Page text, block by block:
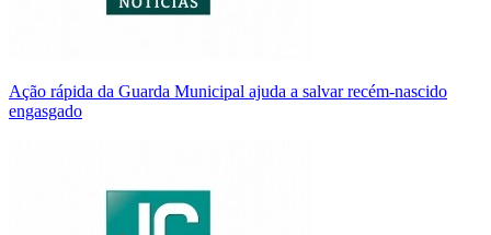
Ação rápida da Guarda Municipal ajuda a salvar recém-nascido
engasgado